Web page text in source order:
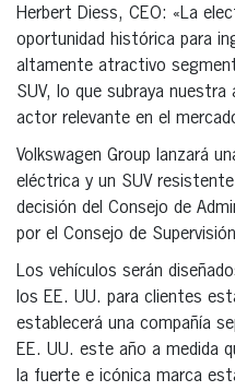
Herbert Diess, CEO: «La
oportunidad histórica para
altamente atractivo
SUV, lo que subraya
actor relevante en el
Volkswagen Group lanzará
eléctrica y un SUV
decisión del Consejo de
por el Consejo de
Los vehículos serán
los EE. UU. para clientes
establecerá una compañía
EE. UU. este año a medida
la fuerte e icónica marca